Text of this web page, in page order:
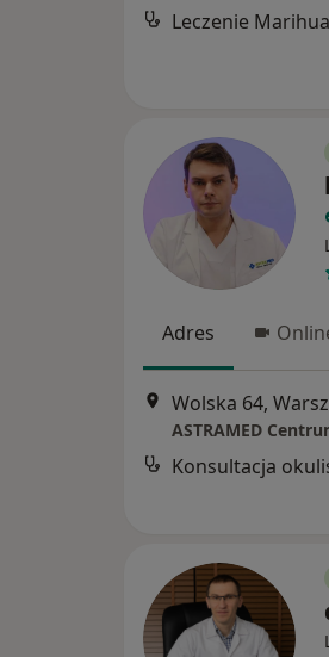
Leczenie
Adres
Wolska 64,
ASTRAMED
Konsultacja